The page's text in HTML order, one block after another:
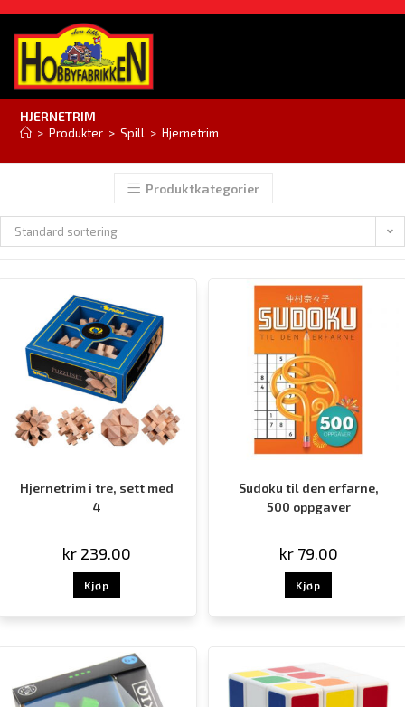
HJERNETRIM
> Produkter > Spill > Hjernetrim
Produktkategorier
Standard sortering
Hjernetrim i tre, sett med
4
kr 239.00
Kjøp
Sudoku til den erfarne,
500 oppgaver
kr79.00
Kjøp